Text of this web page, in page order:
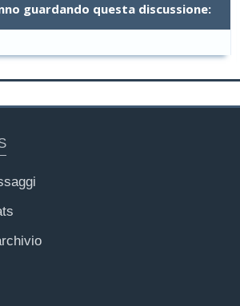
guardando questa discussione: